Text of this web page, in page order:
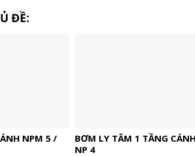
ĐỀ:
NPM 5 /
BƠM LY TÂM 1 TẦNG
NP 4